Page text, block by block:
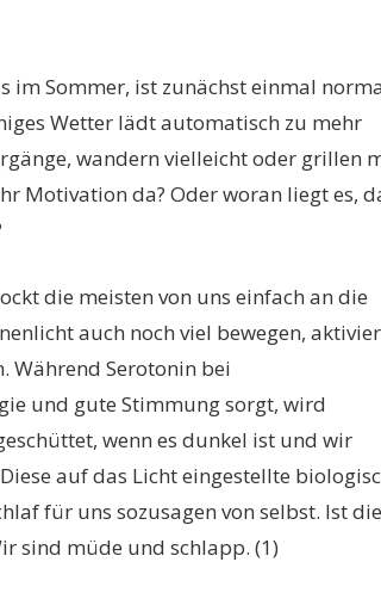
im Sommer, ist zunächst einmal
Wetter lädt automatisch zu mehr
wandern vielleicht oder grillen
Motivation da? Oder woran liegt es,
die meisten von uns einfach an die
auch noch viel bewegen,
Während Serotonin bei
und gute Stimmung sorgt, wird
wenn es dunkel ist und wir
auf das Licht eingestellte
für uns sozusagen von selbst. Ist
sind müde und schlapp. (1)